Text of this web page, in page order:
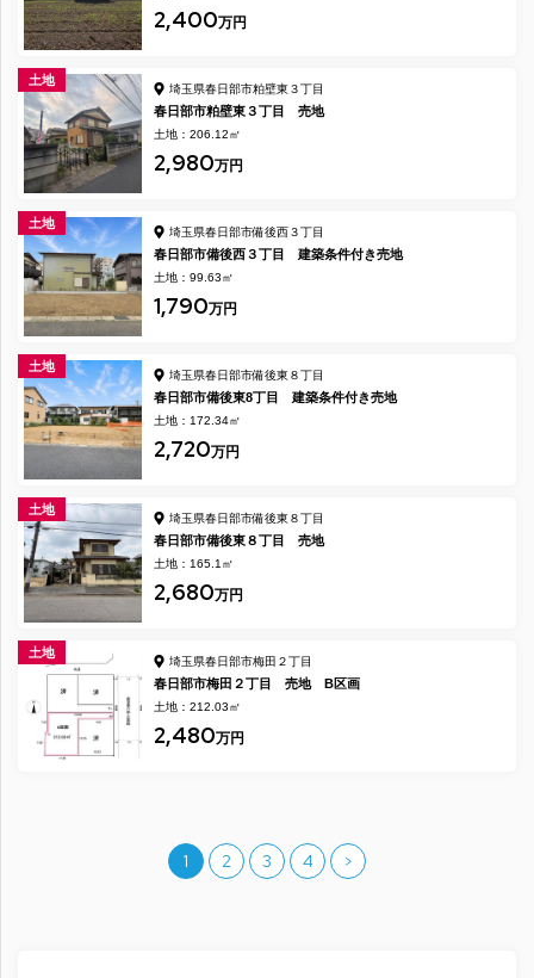
2,400万円
土地
埼玉県春日部市粕壁東３丁目
春日部市粕壁東３丁目 売地
土地：206.12㎡
2,980万円
土地
埼玉県春日部市備後西３丁目
春日部市備後西３丁目 建築条件付き売地
土地：99.63㎡
1,790万円
土地
埼玉県春日部市備後東８丁目
春日部市備後東8丁目 建築条件付き売地
土地：172.34㎡
2,720万円
土地
埼玉県春日部市備後東８丁目
春日部市備後東８丁目 売地
土地：165.1㎡
2,680万円
土地
埼玉県春日部市梅田２丁目
春日部市梅田２丁目 売地 B区画
土地：212.03㎡
2,480万円
1 2 3 4 >